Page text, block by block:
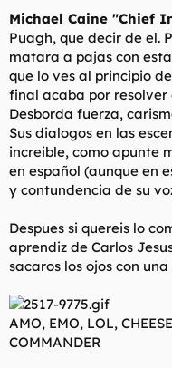
Michael Caine "Chief
Puagh, que decir de el.
matara a pajas con
que lo ves al principio
final acaba por resolver
Desborda fuerza,
Sus dialogos en las
increible, como apunte
en español (aunque en
y contundencia de su
Despues si quereis lo
aprendiz de Carlos
sacaros los ojos con
AMO, EMO, LOL,
COMMANDER